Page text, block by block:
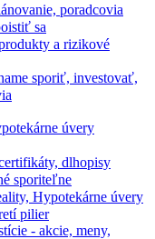
poradcovia
sa
a rizikové
sporiť, investovať,
úvery
dlhopisy
sporiteľne
Hypotekárne úvery
pilier
- akcie, meny,